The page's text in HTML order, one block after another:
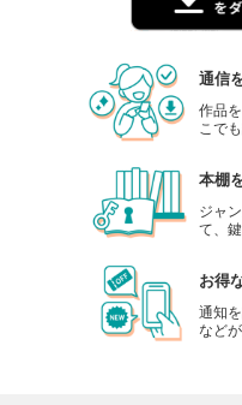
通信
作品
こで
本棚
ジャ
て、
お得
通知
など